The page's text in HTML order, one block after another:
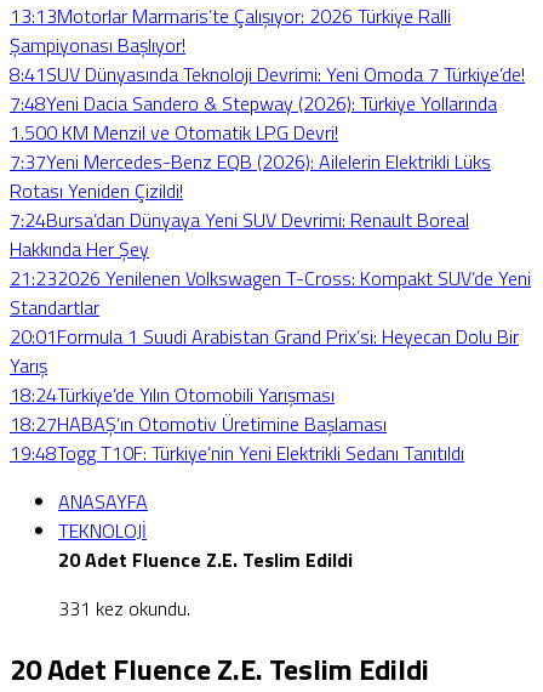
13:13Motorlar Marmaris’te Çalışıyor: 2026 Türkiye Ralli
Şampiyonası Başlıyor!
8:41SUV Dünyasında Teknoloji Devrimi: Yeni Omoda 7 Türkiye’de!
7:48Yeni Dacia Sandero & Stepway (2026): Türkiye Yollarında
1.500 KM Menzil ve Otomatik LPG Devri!
7:37Yeni Mercedes-Benz EQB (2026): Ailelerin Elektrikli Lüks
Rotası Yeniden Çizildi!
7:24Bursa’dan Dünyaya Yeni SUV Devrimi: Renault Boreal
Hakkında Her Şey
21:232026 Yenilenen Volkswagen T-Cross: Kompakt SUV’de Yeni
Standartlar
20:01Formula 1 Suudi Arabistan Grand Prix’si: Heyecan Dolu Bir
Yarış
18:24Türkiye’de Yılın Otomobili Yarışması
18:27HABAŞ’ın Otomotiv Üretimine Başlaması
19:48Togg T10F: Türkiye’nin Yeni Elektrikli Sedanı Tanıtıldı
ANASAYFA
TEKNOLOJİ
20 Adet Fluence Z.E. Teslim Edildi
331 kez okundu.
20 Adet Fluence Z.E. Teslim Edildi